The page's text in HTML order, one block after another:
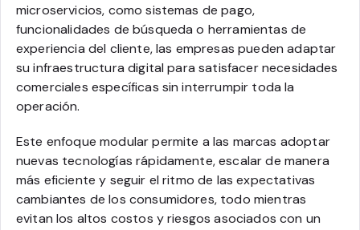
microservicios, como sistemas de pago,
funcionalidades de búsqueda o herramientas de
experiencia del cliente, las empresas pueden adaptar
su infraestructura digital para satisfacer necesidades
comerciales específicas sin interrumpir toda la
operación.
Este enfoque modular permite a las marcas adoptar
nuevas tecnologías rápidamente, escalar de manera
más eficiente y seguir el ritmo de las expectativas
cambiantes de los consumidores, todo mientras
evitan los altos costos y riesgos asociados con un